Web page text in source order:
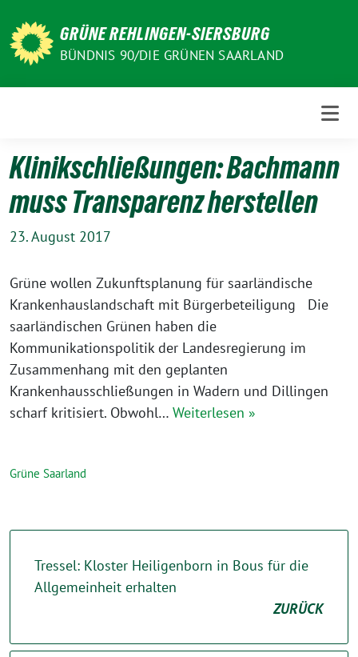
zum
Inhalt
GRÜNE REHLINGEN-SIERSBURG
BÜNDNIS 90/DIE GRÜNEN SAARLAND
Klinikschließungen: Bachmann
muss Transparenz herstellen
23. August 2017
Grüne wollen Zukunftsplanung für saarländische
Krankenhauslandschaft mit Bürgerbeteiligung Die
saarländischen Grünen haben die
Kommunikationspolitik der Landesregierung im
Zusammenhang mit den geplanten
Krankenhausschließungen in Wadern und Dillingen
scharf kritisiert. Obwohl… Weiterlesen »
Grüne Saarland
Tressel: Kloster Heiligenborn in Bous für die
Allgemeinheit erhalten
ZURÜCK